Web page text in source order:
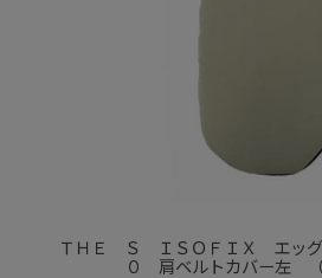
ＴＨＥ Ｓ ＩＳＯＦＩＸ エッ
０ 肩ベルトカバー左 （